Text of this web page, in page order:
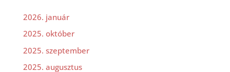
2026. január
2025. október
2025. szeptember
2025. augusztus